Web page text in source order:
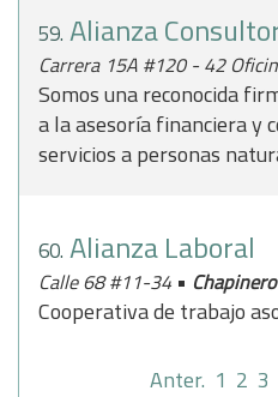
59. Alianza
Carrera 15A #120 - 42
Somos una reconocida
a la asesoría financiera y
servicios a personas
60. Alianza Laboral
Calle 68 #11-34 • Chapinero
Cooperativa de trabajo
Anter. 1 2 3